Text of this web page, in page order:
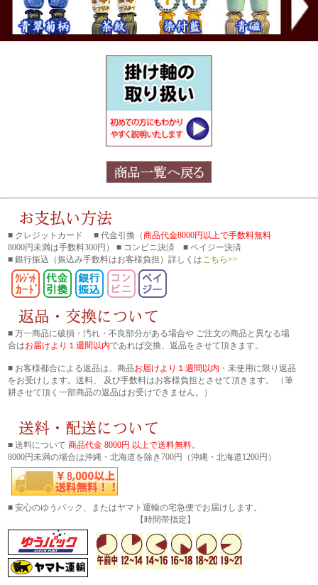
■ クレジットカード ■ 代金引換（商品代金8000円以上で手数料無料
8000円未満は手数料300円） ■ コンビニ決済 ■ ペイジー決済
■ 銀行振込 （振込み手数料はお客様負担）詳しくは こちら>>
■ 万一商品に破損・汚れ・不良部分がある場合や ご注文の商品と異なる場
合はお届けより１週間以内であれば交換、返品をさせて頂きます。
■ お客様都合による返品は、商品お届けより１週間以内 ・未使用に限り返品
をお受けします。送料、 及び手数料はお客様負担とさせて頂きます。 （筆
耕させて頂く一部商品の返品はお受けできません。）
■ 送料について 商品代金 8000円 以上で送料無料。
8000円未満の場合は沖縄・北海道を除き700円（沖縄・北海道1200円）
■ 安心のゆうパック、またはヤマト運輸の宅急便でお届けします。
【時間帯指定】